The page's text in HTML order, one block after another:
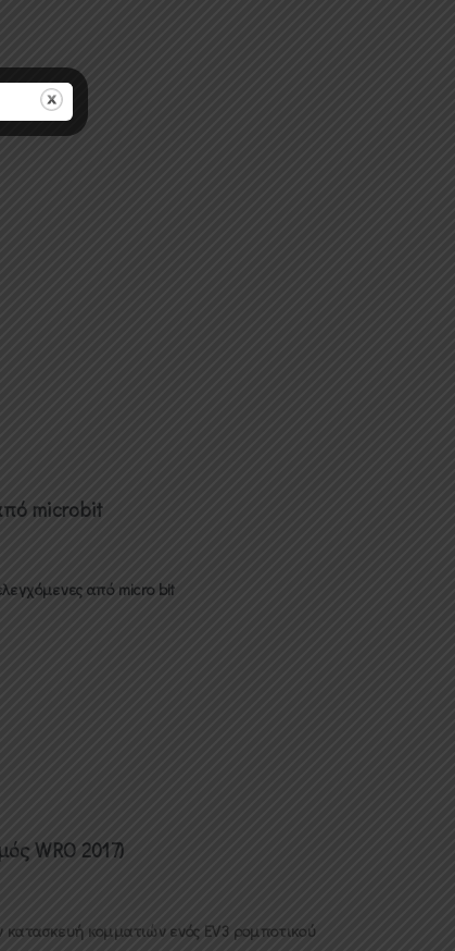
microbit
από micro bit
WRO 2017)
κομματιών ενός EV3 ρομποτικού